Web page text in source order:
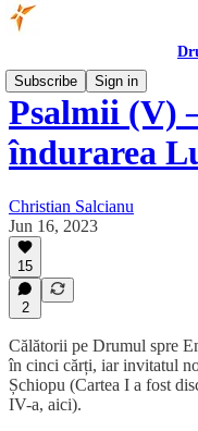
Subscribe
Sign in
Psalmii (V)
îndurarea
Christian Salcianu
Jun 16, 2023
15
2
Călătorii pe Drumul spre
în cinci cărți, iar invitatul
Șchiopu (Cartea I a fost
IV-a, aici).